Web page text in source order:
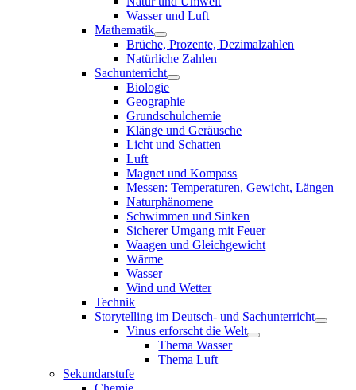
Wasser und Luft
Mathematik
Brüche, Prozente, Dezimalzahlen
Natürliche Zahlen
Sachunterricht
Biologie
Geographie
Grundschulchemie
Klänge und Geräusche
Licht und Schatten
Luft
Magnet und Kompass
Messen: Temperaturen, Gewicht, Längen
Naturphänomene
Schwimmen und Sinken
Sicherer Umgang mit Feuer
Waagen und Gleichgewicht
Wärme
Wasser
Wind und Wetter
Technik
Storytelling im Deutsch- und Sachunterricht
Vinus erforscht die Welt
Thema Wasser
Thema Luft
Sekundarstufe